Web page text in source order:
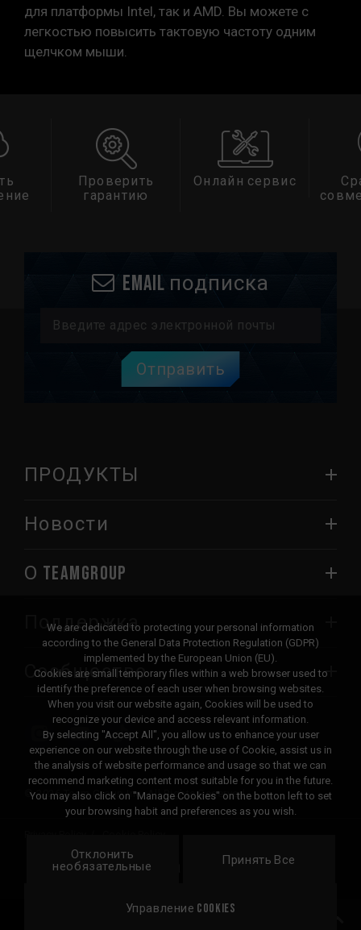
для платформы Intel, так и AMD. Вы можете с
легкостью повысить тактовую частоту одним
щелчком мыши.
Проверить
гарантию
Онлайн сервис
Email подписка
Отправить
ПРОДУКТЫ
Новости
О TEAMGROUP
Поддержка
Сообщество
© 2026 Team Group Inc. All Rights Reserved.
Локация
United
We are dedicated to protecting your personal information
according to the General Data Protection Regulation (GDPR)
implemented by the European Union (EU).
Cookies are small temporary files within a web browser used to
identify the preference of each user when browsing websites.
When you visit our website again, Cookies will be used to
recognize your device and access relevant information.
By selecting "Accept All", you allow us to enhance your user
experience on our website through the use of Cookie, assist us in
the analysis of website performance and usage so that we can
recommend marketing content most suitable for you in the future.
You may also click on "Manage Cookies" on the botton left to set
your browsing habit and preferences as you wish.
Отклонить
необязательные Принять Все
Управление Cookies